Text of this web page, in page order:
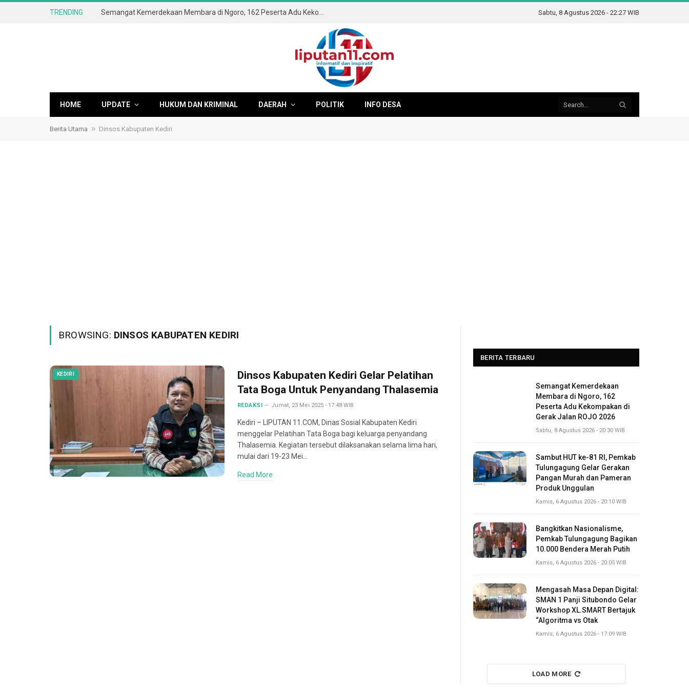
TRENDING Sabtu, 8 Agustus 2026 - 22:27 WIB
HOME UPDATE HUKUM DAN KRIMINAL DAERAH POLITIK INFO DESA
Berita Utama » Dinsos Kabupaten Kediri
BROWSING: DINSOS KABUPATEN KEDIRI
KEDIRI
Dinsos Kabupaten Kediri Gelar Pelatihan
Tata Boga Untuk Penyandang Thalasemia
REDAKSI Jumat, 23 Mei 2025 - 17:48 WIB
Kediri – LIPUTAN 11.COM, Dinas Sosial Kabupaten Kediri
menggelar Pelatihan Tata Boga bagi keluarga penyandang
Thalasemia. Kegiatan tersebut dilaksanakan selama lima hari,
mulai dari 19-23 Mei…
Read More
BERITA TERBARU
Semangat Kemerdekaan
Membara di Ngoro, 162
Peserta Adu Kekompakan di
Gerak Jalan ROJO 2026
Sabtu, 8 Agustus 2026 - 20:30 WIB
Sambut HUT ke-81 RI, Pemkab
Tulungagung Gelar Gerakan
Pangan Murah dan Pameran
Produk Unggulan
Kamis, 6 Agustus 2026 - 20:10 WIB
Bangkitkan Nasionalisme,
Pemkab Tulungagung Bagikan
10.000 Bendera Merah Putih
Kamis, 6 Agustus 2026 - 20:05 WIB
Mengasah Masa Depan Digital:
SMAN 1 Panji Situbondo Gelar
Workshop XL.SMART Bertajuk
“Algoritma vs Otak
Kamis, 6 Agustus 2026 - 17:09 WIB
LOAD MORE